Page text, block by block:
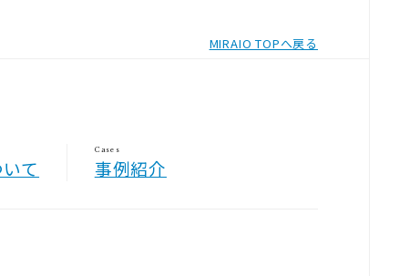
て
Cases
事例紹介
MIRAIO TOPへ戻る